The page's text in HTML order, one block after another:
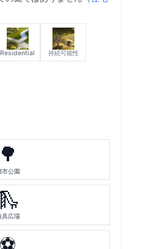
Residential 持続可能性
🌳
市公園
🛝
具広場